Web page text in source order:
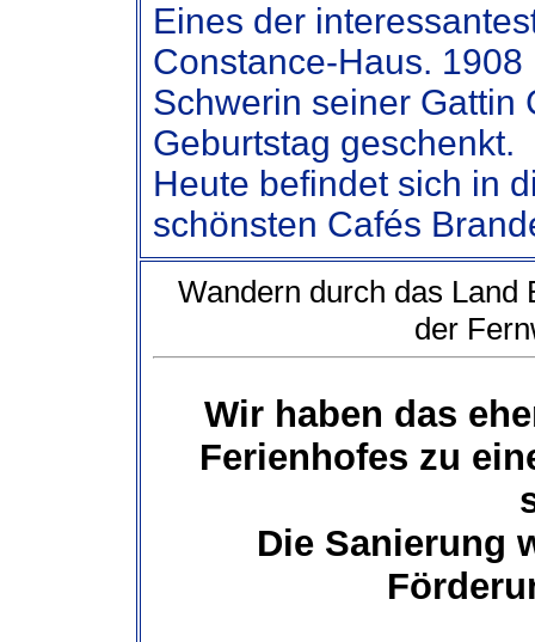
Eines der
Constance-Haus.
Schwerin seiner Gattin
Geburtstag geschenkt.
Heute befindet sich in
schönsten Cafés
Wandern durch das Land
der
Wir haben das
Ferienhofes zu
Die Sanierung